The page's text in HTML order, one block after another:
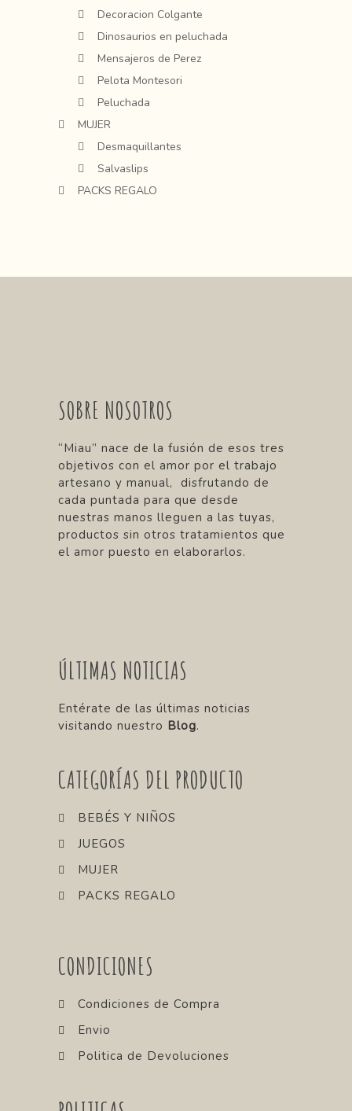
Decoracion Colgante
Dinosaurios en peluchada
Mensajeros de Perez
Pelota Montesori
Peluchada
MUJER
Desmaquillantes
Salvaslips
PACKS REGALO
SOBRE NOSOTROS
“Miau” nace de la fusión de esos tres
objetivos con el amor por el trabajo
artesano y manual, disfrutando de
cada puntada para que desde
nuestras manos lleguen a las tuyas,
productos sin otros tratamientos que
el amor puesto en elaborarlos.
ÚLTIMAS NOTICIAS
Entérate de las últimas noticias
visitando nuestro Blog.
CATEGORÍAS DEL PRODUCTO
BEBÉS Y NIÑOS
JUEGOS
MUJER
PACKS REGALO
CONDICIONES
Condiciones de Compra
Envio
Politica de Devoluciones